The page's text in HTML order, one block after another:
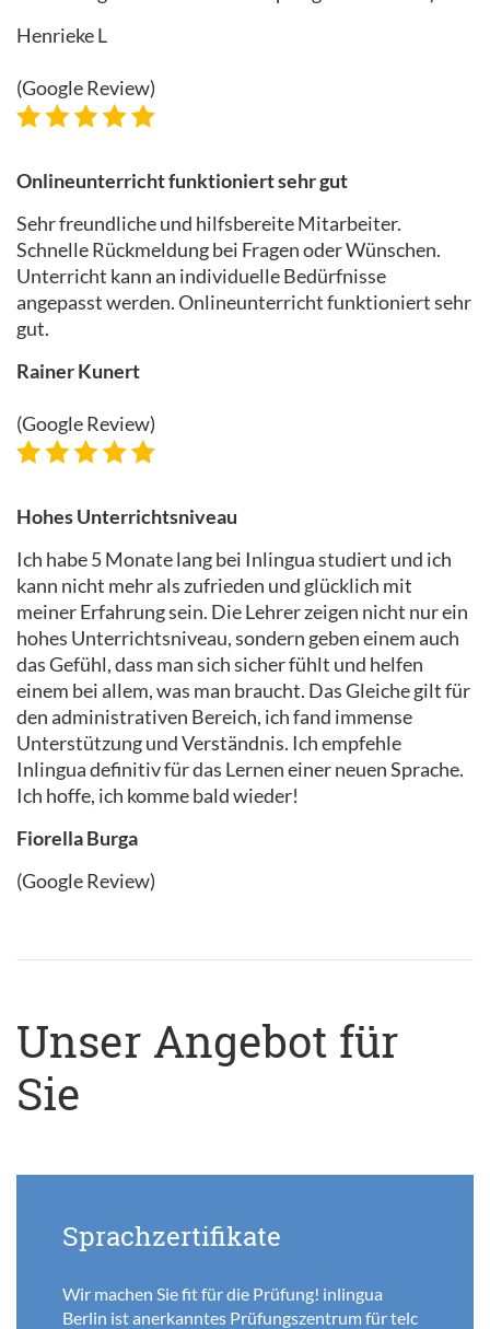
Henrieke L
(Google Review)
Onlineunterricht funktioniert sehr gut
Sehr freundliche und hilfsbereite Mitarbeiter.
Schnelle Rückmeldung bei Fragen oder Wünschen.
Unterricht kann an individuelle Bedürfnisse
angepasst werden. Onlineunterricht funktioniert sehr
gut.
Rainer Kunert
(Google Review)
Hohes Unterrichtsniveau
Ich habe 5 Monate lang bei Inlingua studiert und ich
kann nicht mehr als zufrieden und glücklich mit
meiner Erfahrung sein. Die Lehrer zeigen nicht nur ein
hohes Unterrichtsniveau, sondern geben einem auch
das Gefühl, dass man sich sicher fühlt und helfen
einem bei allem, was man braucht. Das Gleiche gilt für
den administrativen Bereich, ich fand immense
Unterstützung und Verständnis. Ich empfehle
Inlingua definitiv für das Lernen einer neuen Sprache.
Ich hoffe, ich komme bald wieder!
Fiorella Burga
(Google Review)
Unser Angebot für
Sie
Sprachzertifikate
Wir machen Sie fit für die Prüfung! inlingua
Berlin ist anerkanntes Prüfungszentrum für telc